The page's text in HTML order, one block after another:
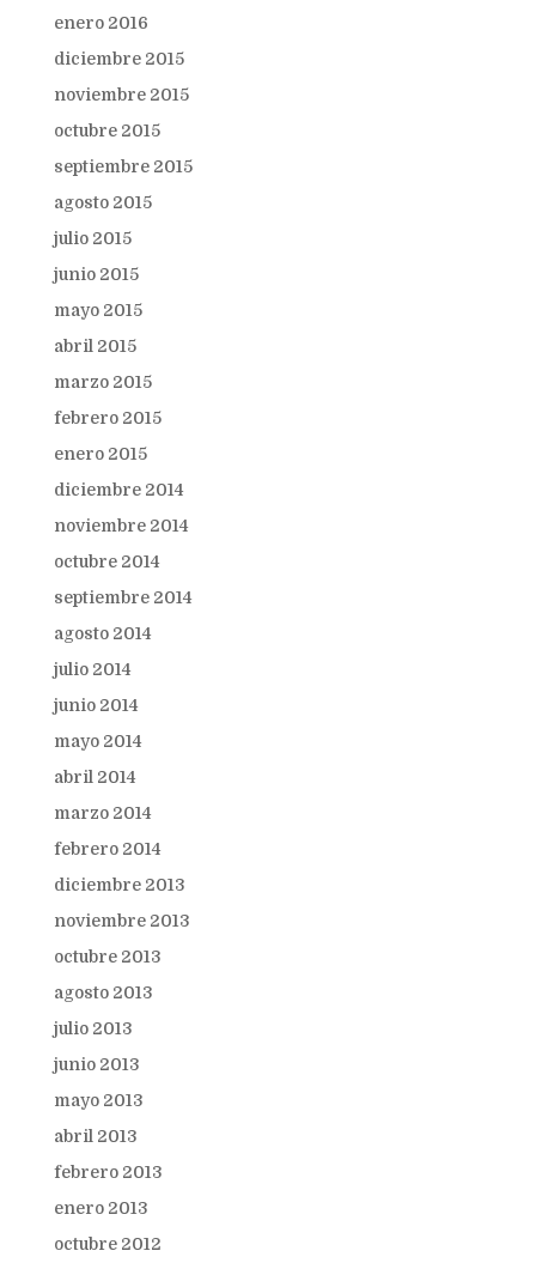
enero 2016
diciembre 2015
noviembre 2015
octubre 2015
septiembre 2015
agosto 2015
julio 2015
junio 2015
mayo 2015
abril 2015
marzo 2015
febrero 2015
enero 2015
diciembre 2014
noviembre 2014
octubre 2014
septiembre 2014
agosto 2014
julio 2014
junio 2014
mayo 2014
abril 2014
marzo 2014
febrero 2014
diciembre 2013
noviembre 2013
octubre 2013
agosto 2013
julio 2013
junio 2013
mayo 2013
abril 2013
febrero 2013
enero 2013
octubre 2012